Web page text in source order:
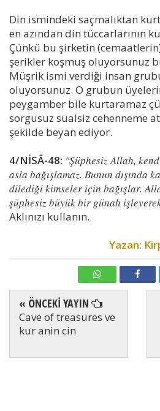
Din ismindeki saçmalıktan
en azından din tüccarlarının
Çünkü bu şirketin
şerikler koşmuş oluyorsunuz
Müşrik ismi verdiği insan
oluyorsunuz. O grubun
peygamber bile kurtaramaz
sorgusuz sualsiz cehenneme
şekilde beyan ediyor.
4/NİSÂ-48: "Şüphesiz Allah,
asla bağışlamaz. Bunun dışında
dilediği kimseler için bağışlar.
şüphesiz büyük bir günah
Aklınızı kullanın.
Yazan:
« ÖNCEKİ YAYIN
Cave of treasures ve
kur anin cin